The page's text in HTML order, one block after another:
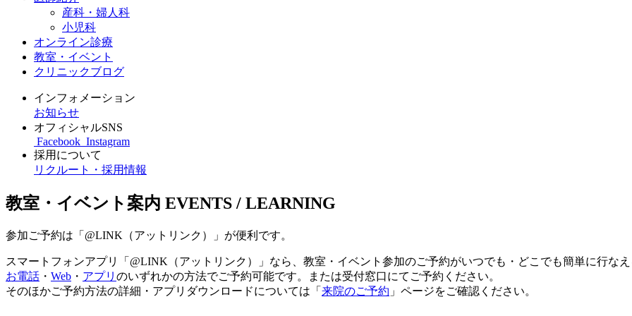
産科・婦人科
小児科
オンライン診療
教室・イベント
クリニックブログ
インフォメーション
お知らせ
オフィシャルSNS
Facebook Instagram
採用について
リクルート・採用情報
教室・イベント案内 EVENTS / LEARNING
参加ご予約は「@LINK（アットリンク）」が便利です。
スマートフォンアプリ「@LINK（アットリンク）」なら、教室・イベント参加のご予約がいつでも・どこでも簡単に行なえ
お電話 ・ Web ・ アプリ のいずれかの方法でご予約可能です。または受付窓口にてご予約ください。
そのほかご予約方法の詳細・アプリダウンロードについては「 来院のご予約 」ページをご確認ください。